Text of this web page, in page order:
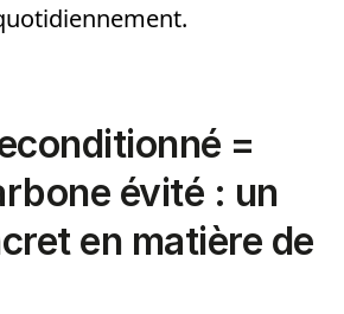
=
évité : un
en matière de